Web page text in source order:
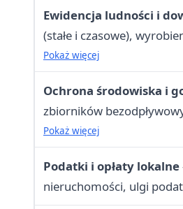
Ewidencja ludności i
(stałe i czasowe),
dowodu, PESEL,
gospodarczej, numery
Pokaż więcej
Ochrona środowiska i
zbiorników
uwarunkowaniach, wpis
porządek w gminie
Pokaż więcej
Podatki i opłaty lokalne
nieruchomości, ulgi